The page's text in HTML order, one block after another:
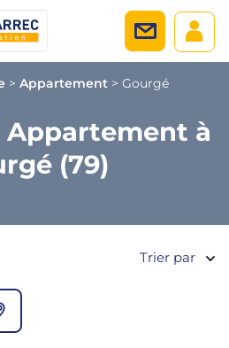
> Appartement > Gourgé
à
(79)
Trier par